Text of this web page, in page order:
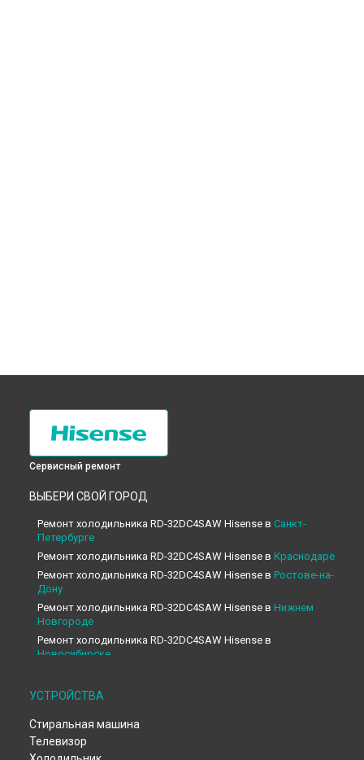
Сервисный ремонт
ВЫБЕРИ СВОЙ ГОРОД
Ремонт холодильника RD-32DC4SAW Hisense в Санкт-
Петербурге
Ремонт холодильника RD-32DC4SAW Hisense в Краснодаре
Ремонт холодильника RD-32DC4SAW Hisense в Ростове-на-
Дону
Ремонт холодильника RD-32DC4SAW Hisense в Нижнем
Новгороде
Ремонт холодильника RD-32DC4SAW Hisense в
Новосибирске
Ремонт холодильника RD-32DC4SAW Hisense в
Ремонт холодильника RD-32DC4SAW Hisense в
Ремонт холодильника RD-32DC4SAW Hisense в
УСТРОЙСТВА
Стиральная машина
Телевизор